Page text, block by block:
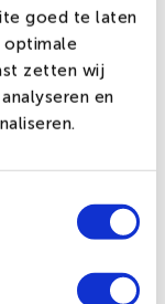
goed te laten
optimale
zetten wij
en